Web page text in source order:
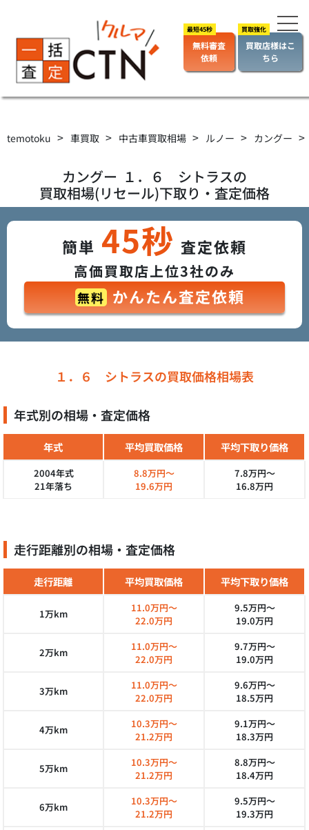
無料審査
依頼
買取店様はこ
ちら
temotoku > 車買取 > 中古車買取相場 > ルノー > カングー >
カングー １．６ シトラスの
買取相場(リセール)下取り・査定価格
簡単 45秒 査定依頼
高価買取店上位3社のみ
無料 かんたん査定依頼
１．６ シトラスの買取価格相場表
年式別の相場・査定価格
年式 平均買取価格 平均下取り価格
2004年式
21年落ち
8.8万円～
19.6万円
7.8万円～
16.8万円
走行距離別の相場・査定価格
走行距離 平均買取価格 平均下取り価格
1万km
11.0万円～
22.0万円
9.5万円～
19.0万円
2万km
11.0万円～
22.0万円
9.7万円～
19.0万円
3万km
11.0万円～
22.0万円
9.6万円～
18.5万円
4万km
10.3万円～
21.2万円
9.1万円～
18.3万円
5万km
10.3万円～
21.2万円
8.8万円～
18.4万円
6万km
10.3万円～
21.2万円
9.5万円～
19.3万円